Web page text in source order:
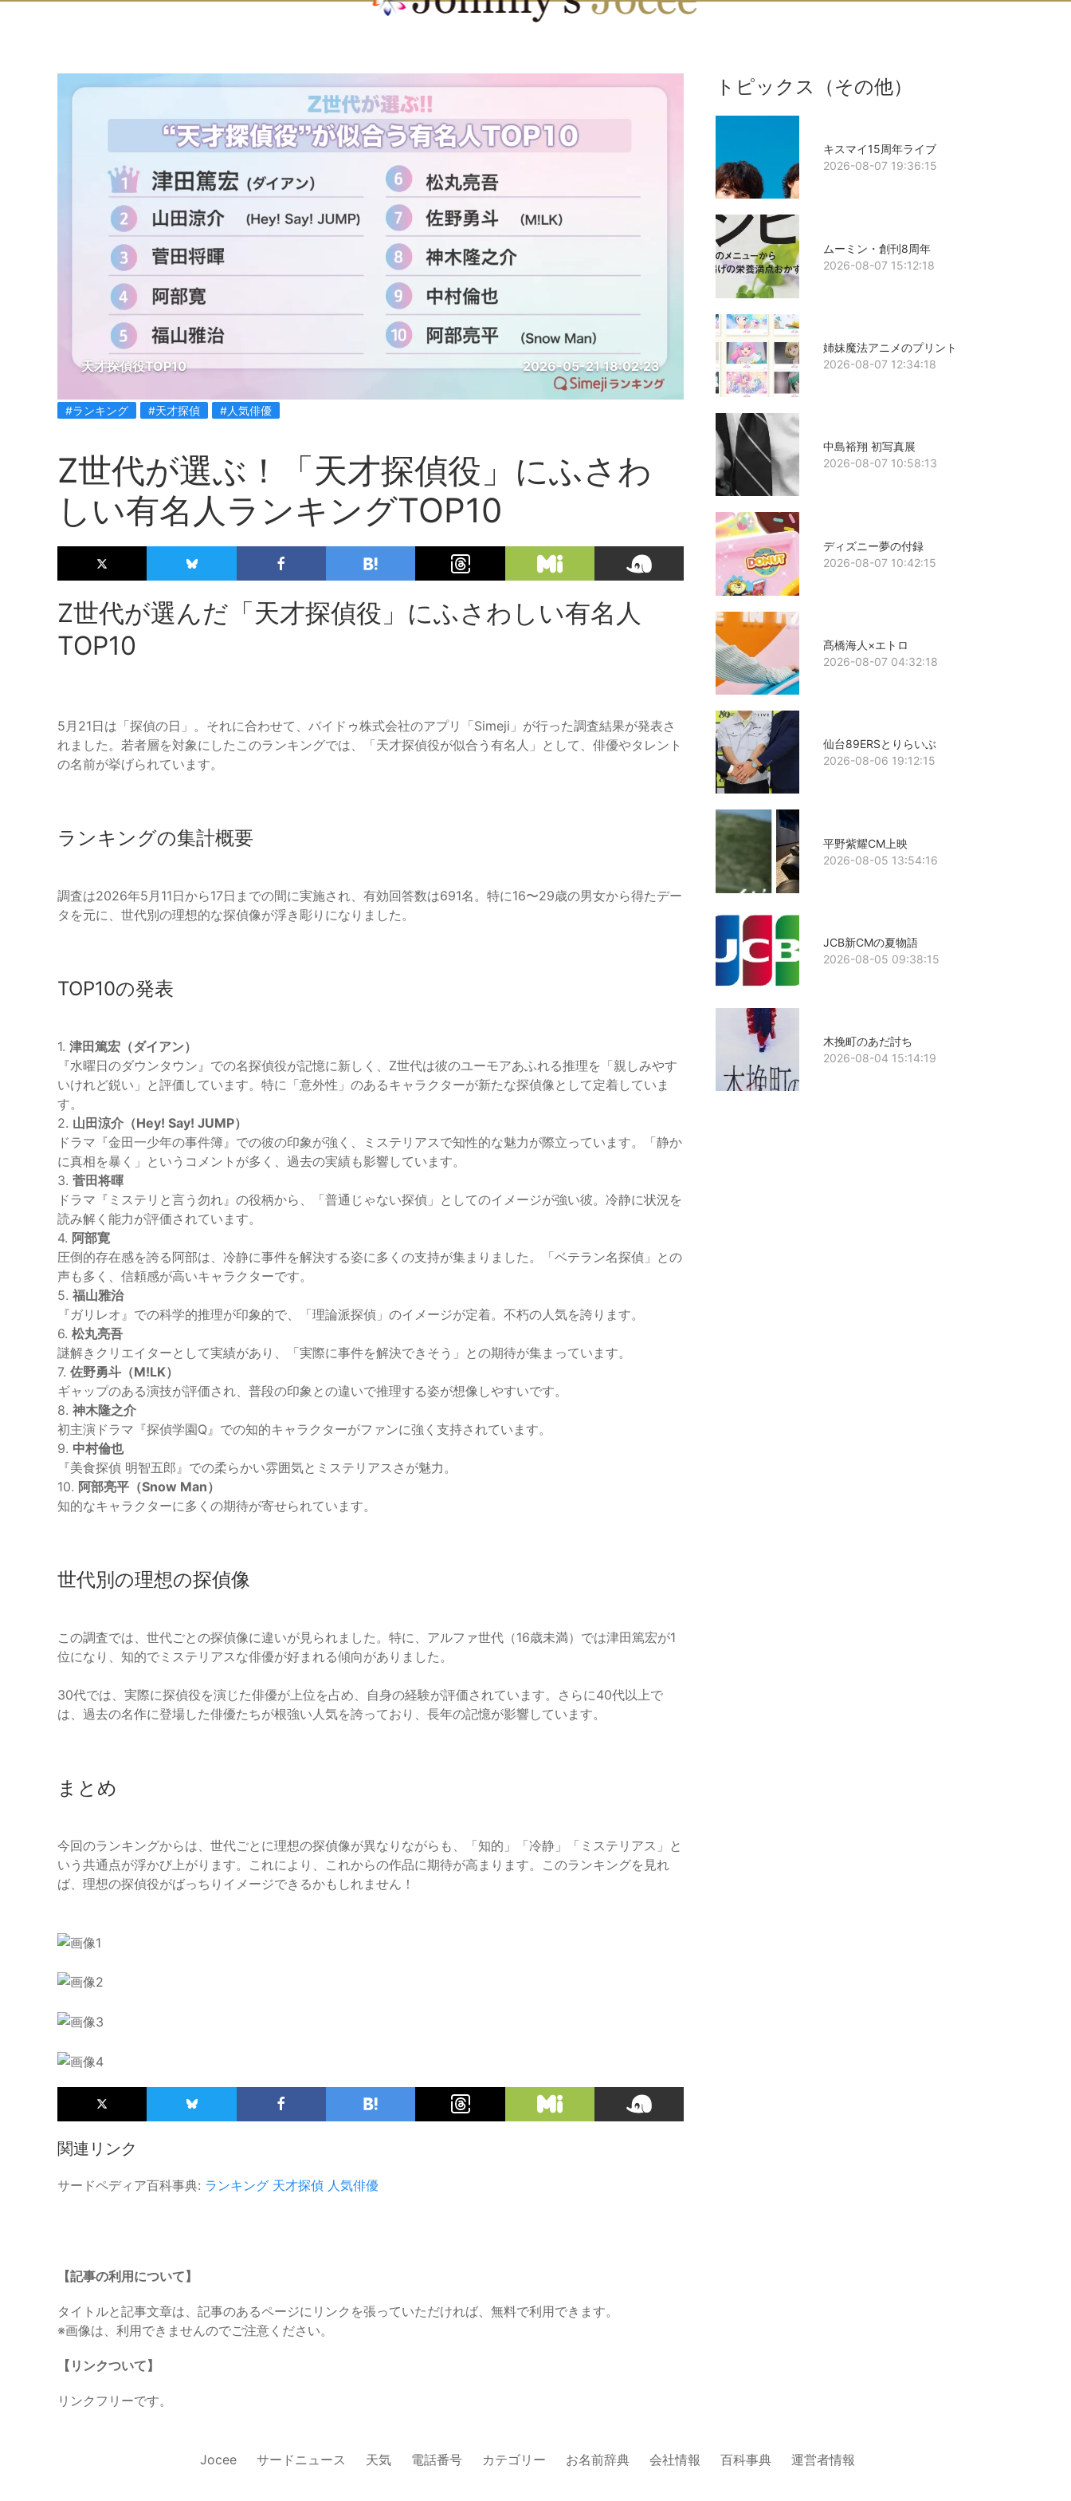
天才探偵役TOP10 2026-05-21 18:02:23
#ランキング #天才探偵 #人気俳優
Z世代が選ぶ！「天才探偵役」にふさわ
しい有名人ランキングTOP10
Z世代が選んだ「天才探偵役」にふさわしい有名人
TOP10
5月21日は「探偵の日」。それに合わせて、バイドゥ株式会社のアプリ「Simeji」が行った調査結果が発表さ
れました。若者層を対象にしたこのランキングでは、「天才探偵役が似合う有名人」として、俳優やタレント
の名前が挙げられています。
ランキングの集計概要
調査は2026年5月11日から17日までの間に実施され、有効回答数は691名。特に16〜29歳の男女から得たデー
タを元に、世代別の理想的な探偵像が浮き彫りになりました。
TOP10の発表
1. 津田篤宏（ダイアン）
『水曜日のダウンタウン』での名探偵役が記憶に新しく、Z世代は彼のユーモアあふれる推理を「親しみやす
いけれど鋭い」と評価しています。特に「意外性」のあるキャラクターが新たな探偵像として定着していま
す。
2. 山田涼介（Hey! Say! JUMP）
ドラマ『金田一少年の事件簿』での彼の印象が強く、ミステリアスで知性的な魅力が際立っています。「静か
に真相を暴く」というコメントが多く、過去の実績も影響しています。
3. 菅田将暉
ドラマ『ミステリと言う勿れ』の役柄から、「普通じゃない探偵」としてのイメージが強い彼。冷静に状況を
読み解く能力が評価されています。
4. 阿部寛
圧倒的存在感を誇る阿部は、冷静に事件を解決する姿に多くの支持が集まりました。「ベテラン名探偵」との
声も多く、信頼感が高いキャラクターです。
5. 福山雅治
『ガリレオ』での科学的推理が印象的で、「理論派探偵」のイメージが定着。不朽の人気を誇ります。
6. 松丸亮吾
謎解きクリエイターとして実績があり、「実際に事件を解決できそう」との期待が集まっています。
7. 佐野勇斗（M!LK）
ギャップのある演技が評価され、普段の印象との違いで推理する姿が想像しやすいです。
8. 神木隆之介
初主演ドラマ『探偵学園Q』での知的キャラクターがファンに強く支持されています。
9. 中村倫也
『美食探偵 明智五郎』での柔らかい雰囲気とミステリアスさが魅力。
10. 阿部亮平（Snow Man）
知的なキャラクターに多くの期待が寄せられています。
世代別の理想の探偵像
この調査では、世代ごとの探偵像に違いが見られました。特に、アルファ世代（16歳未満）では津田篤宏が1
位になり、知的でミステリアスな俳優が好まれる傾向がありました。
30代では、実際に探偵役を演じた俳優が上位を占め、自身の経験が評価されています。さらに40代以上で
は、過去の名作に登場した俳優たちが根強い人気を誇っており、長年の記憶が影響しています。
まとめ
今回のランキングからは、世代ごとに理想の探偵像が異なりながらも、「知的」「冷静」「ミステリアス」と
いう共通点が浮かび上がります。これにより、これからの作品に期待が高まります。このランキングを見れ
ば、理想の探偵役がばっちりイメージできるかもしれません！
関連リンク
サードペディア百科事典: ランキング 天才探偵 人気俳優
トピックス（その他）
キスマイ15周年ライブ
2026-08-07 19:36:15
ムーミン・創刊8周年
2026-08-07 15:12:18
姉妹魔法アニメのプリント
2026-08-07 12:34:18
中島裕翔 初写真展
2026-08-07 10:58:13
ディズニー夢の付録
2026-08-07 10:42:15
髙橋海人×エトロ
2026-08-07 04:32:18
仙台89ERSとりらいぶ
2026-08-06 19:12:15
平野紫耀CM上映
2026-08-05 13:54:16
JCB新CMの夏物語
2026-08-05 09:38:15
木挽町のあだ討ち
2026-08-04 15:14:19
【記事の利用について】
タイトルと記事文章は、記事のあるページにリンクを張っていただければ、無料で利用できます。
※画像は、利用できませんのでご注意ください。
【リンクついて】
リンクフリーです。
Jocee サードニュース 天気 電話番号 カテゴリー お名前辞典 会社情報 百科事典 運営者情報